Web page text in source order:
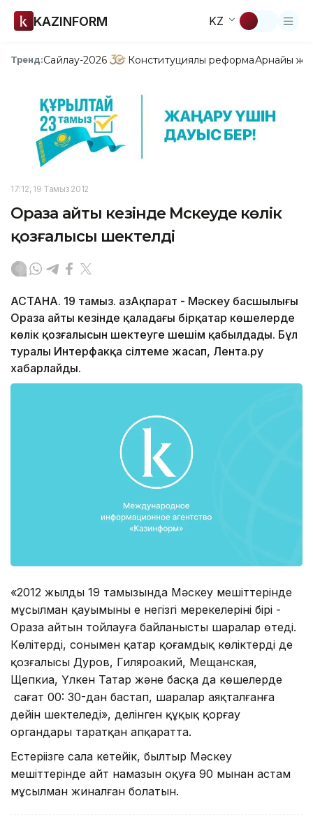
KAZINFORM KZ
Тренд:Сайлау-2026 Конституциялық реформаАрнайы
17:12, 19 Тамыз 2012
Ораза айты кезінде Мәскеуде көлік
қозғалысы шектелді
АСТАНА. 19 тамыз. ҚазАқпарат - Мәскеу басшылығы
Ораза айты кезінде қаладағы бірқатар көшелерде
көлік қозғалысын шектеуге шешім қабылдады. Бұл
туралы Интерфакқа сілтеме жасап, Лента.ру
хабарлайды.
«2012 жылдың 19 тамызында Мәскеу мешіттерінде
мұсылман қауымының ең негізгі мерекелерінің бірі -
Ораза айтын тойлауға байланысты шаралар өтеді.
Көлітердің, сонымен қатар қоғамдық көліктердің де
қозғалысы Дуров, Гиляроакий, Мещанская,
Щепкиа, Үлкен Татар және басқа да көшелерде
сағат 00: 30-дан бастап, шаралар аяқталғанға
дейін шектеледі», делінген құқық қорғау
органдары таратқан апқаратта.
Естеріңізге сала кетейік, былтыр Мәскеу
мешіттерінде айт намазын оқуға 90 мыңнан астам
мұсылман жиналған болатын.